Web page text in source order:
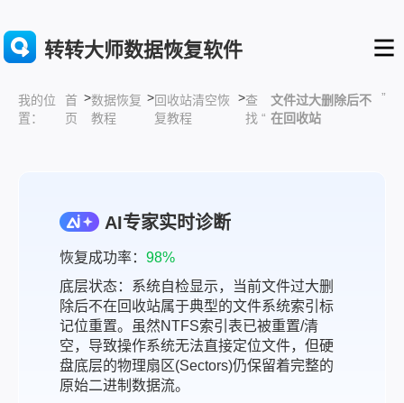
转转大师数据恢复软件
我的位
置：
首
页
>数据恢复
教程
>回收站清空恢
复教程
>查
找 “
文件过大删除后不
在回收站
”
AI专家实时诊断
恢复成功率： 98%
底层状态：系统自检显示，当前文件过大删
除后不在回收站属于典型的文件系统索引标
记位重置。虽然NTFS索引表已被重置/清
空，导致操作系统无法直接定位文件，但硬
盘底层的物理扇区(Sectors)仍保留着完整的
原始二进制数据流。